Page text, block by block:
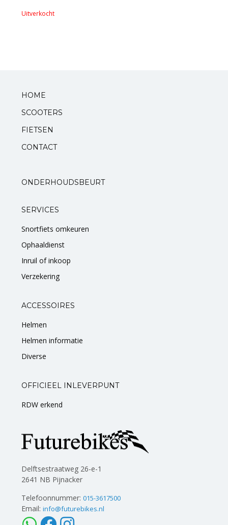
Zadels
Variateurs
Verlichting
Uitverkocht
HOME
SCOOTERS
FIETSEN
CONTACT
ONDERHOUDSBEURT
SERVICES
Snortfiets omkeuren
Ophaaldienst
Inruil of inkoop
Verzekering
ACCESSOIRES
Helmen
Helmen informatie
Diverse
OFFICIEEL INLEVERPUNT
RDW erkend
Delftsestraatweg 26-e-1
2641 NB Pijnacker
Telefoonnummer: 015-3617500
Email: info@futurebikes.nl